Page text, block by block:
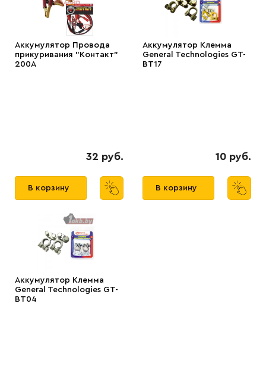
Аккумулятор Провода
прикуривания "Контакт"
200А
32 руб.
В корзину
Аккумулятор Клемма
General Technologies GT-
BT17
10 руб.
В корзину
Аккумулятор Клемма
General Technologies GT-
BT04